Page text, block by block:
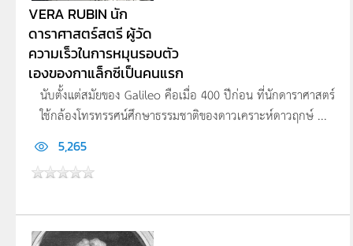
VERA RUBIN นัก
ดาราศาสตร์สตรี ผู้วัด
ความเร็วในการหมุนรอบตัว
เองของกาแล็กซีเป็นคนแรก
นับตั้งแต่สมัยของ Galileo คือเมื่อ 400 ปีก่อน ที่นักดาราศาสตร์
ใช้กล้องโทรทรรศน์ศึกษาธรรมชาติของดาวเคราะห์ดาวฤกษ์ ...
5,265